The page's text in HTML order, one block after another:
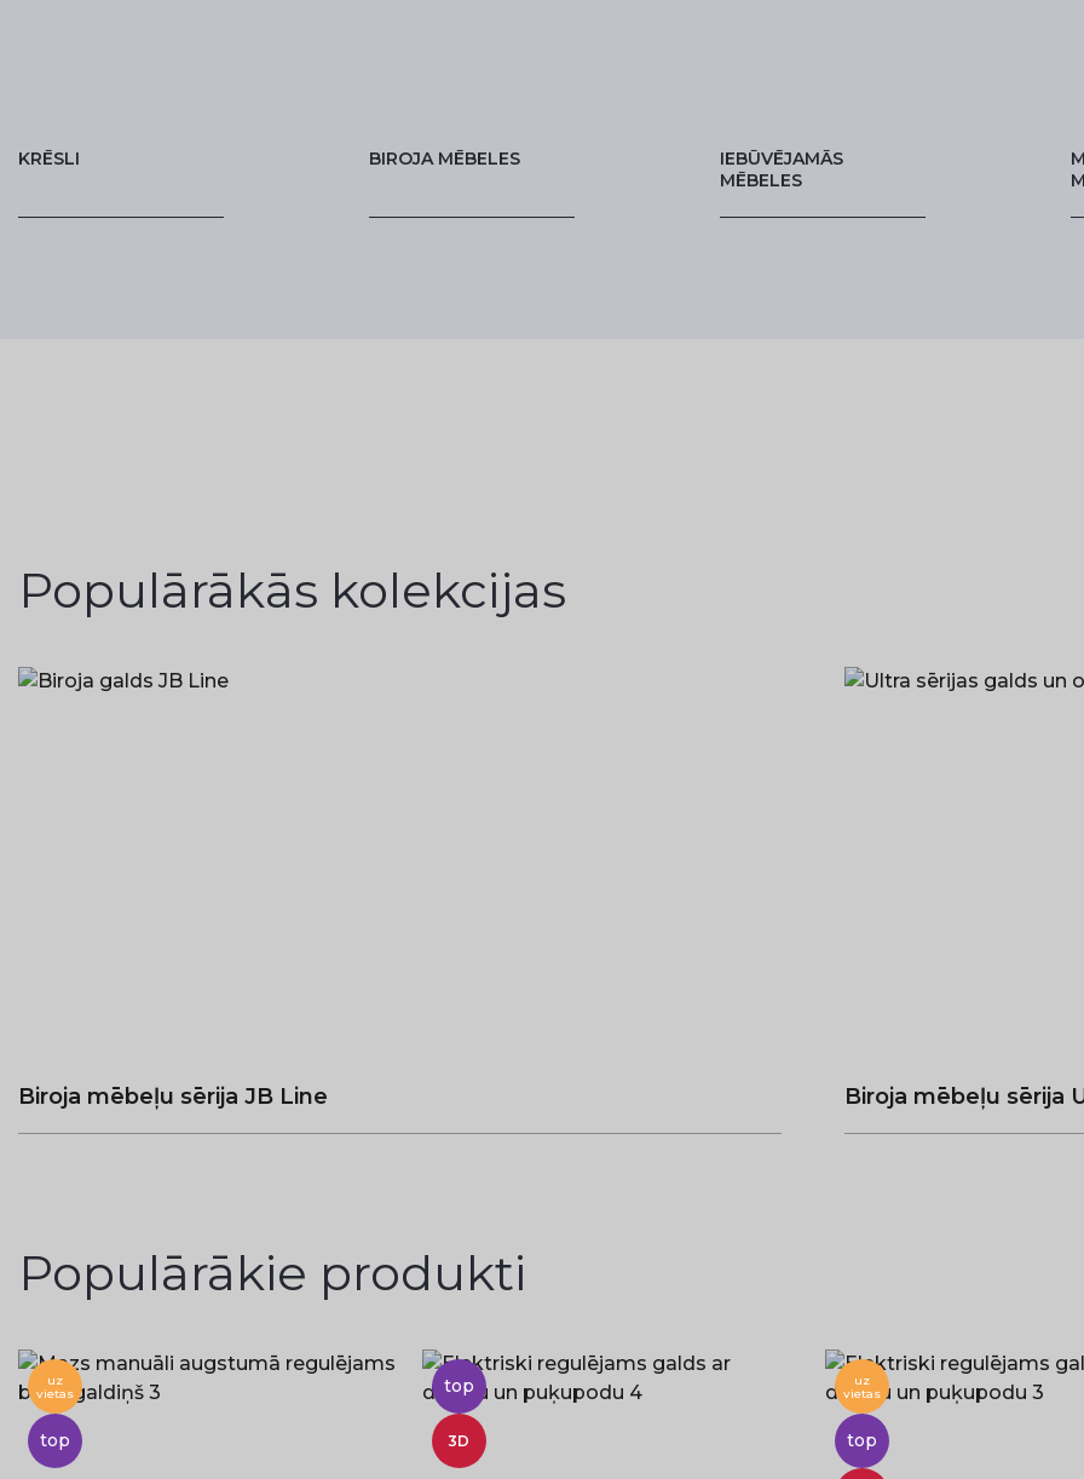
KRĒSLI BIROJA MĒBELES
IEBŪVĒJAMĀS
MĒBELES
Populārākās kolekcijas
Biroja mēbeļu sērija JB Line Biroja mēbeļu sērija
Populārākie produkti
uz
vietas
top
top
3D
uz
vietas
top